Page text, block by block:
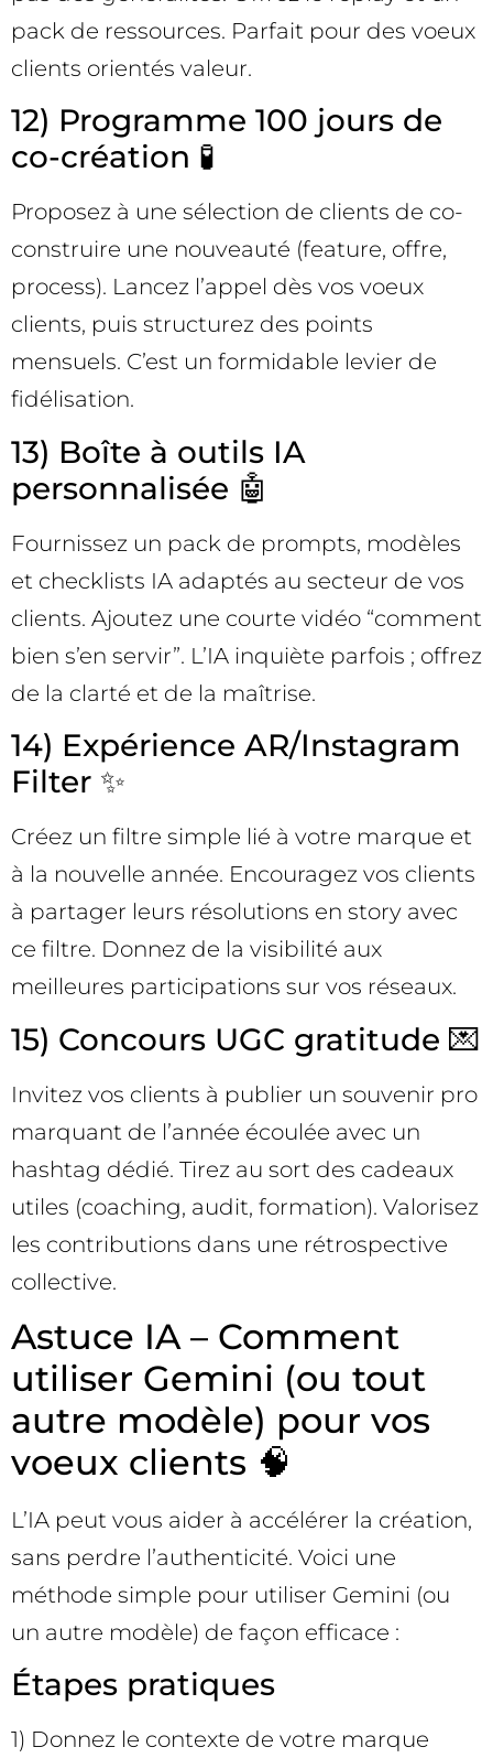
pack de ressources. Parfait pour des voeux
clients orientés valeur.
12) Programme 100 jours de
co-création 🧪
Proposez à une sélection de clients de co-
construire une nouveauté (feature, offre,
process). Lancez l’appel dès vos voeux
clients, puis structurez des points
mensuels. C’est un formidable levier de
fidélisation.
13) Boîte à outils IA
personnalisée 🤖
Fournissez un pack de prompts, modèles
et checklists IA adaptés au secteur de vos
clients. Ajoutez une courte vidéo “comment
bien s’en servir”. L’IA inquiète parfois ; offrez
de la clarté et de la maîtrise.
14) Expérience AR/Instagram
Filter ✨
Créez un filtre simple lié à votre marque et
à la nouvelle année. Encouragez vos clients
à partager leurs résolutions en story avec
ce filtre. Donnez de la visibilité aux
meilleures participations sur vos réseaux.
15) Concours UGC gratitude 💌
Invitez vos clients à publier un souvenir pro
marquant de l’année écoulée avec un
hashtag dédié. Tirez au sort des cadeaux
utiles (coaching, audit, formation). Valorisez
les contributions dans une rétrospective
collective.
Astuce IA – Comment
utiliser Gemini (ou tout
autre modèle) pour vos
voeux clients 🧠
L’IA peut vous aider à accélérer la création,
sans perdre l’authenticité. Voici une
méthode simple pour utiliser Gemini (ou
un autre modèle) de façon efficace :
Étapes pratiques
1) Donnez le contexte de votre marque